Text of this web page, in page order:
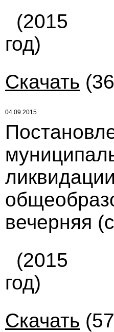
(2015
год)
Скачать
04.09.2015
вечерняя
(2015
год)
Скачать